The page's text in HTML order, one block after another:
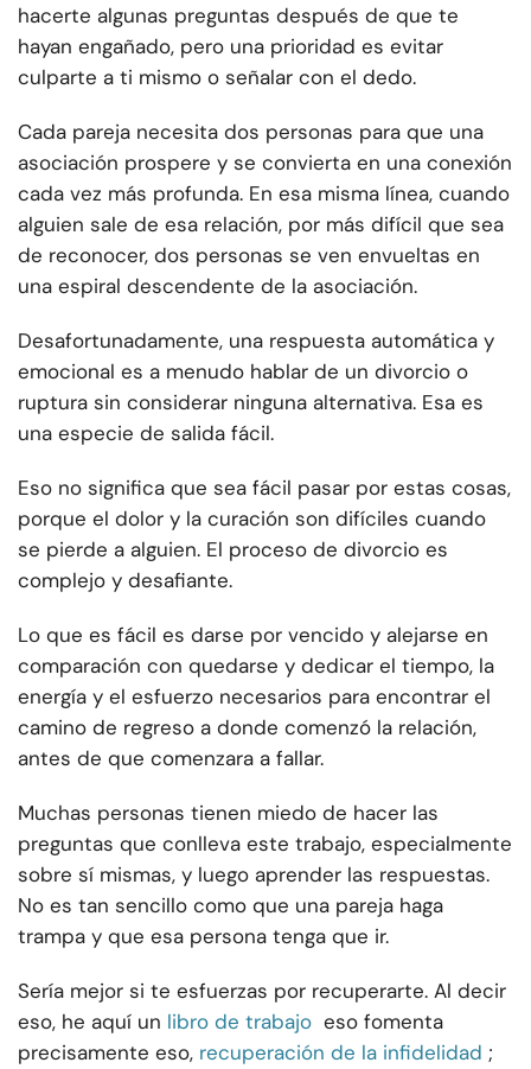
hacerte algunas preguntas después de que te
hayan engañado, pero una prioridad es evitar
culparte a ti mismo o señalar con el dedo.
Cada pareja necesita dos personas para que una
asociación prospere y se convierta en una conexión
cada vez más profunda. En esa misma línea, cuando
alguien sale de esa relación, por más difícil que sea
de reconocer, dos personas se ven envueltas en
una espiral descendente de la asociación.
Desafortunadamente, una respuesta automática y
emocional es a menudo hablar de un divorcio o
ruptura sin considerar ninguna alternativa. Esa es
una especie de salida fácil.
Eso no significa que sea fácil pasar por estas cosas,
porque el dolor y la curación son difíciles cuando
se pierde a alguien. El proceso de divorcio es
complejo y desafiante.
Lo que es fácil es darse por vencido y alejarse en
comparación con quedarse y dedicar el tiempo, la
energía y el esfuerzo necesarios para encontrar el
camino de regreso a donde comenzó la relación,
antes de que comenzara a fallar.
Muchas personas tienen miedo de hacer las
preguntas que conlleva este trabajo, especialmente
sobre sí mismas, y luego aprender las respuestas.
No es tan sencillo como que una pareja haga
trampa y que esa persona tenga que ir.
Sería mejor si te esfuerzas por recuperarte. Al decir
eso, he aquí un libro de trabajo eso fomenta
precisamente eso, recuperación de la infidelidad ;